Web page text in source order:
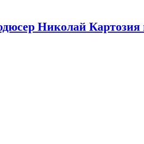
Николай Картозия